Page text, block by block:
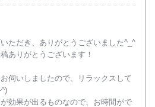
ただき、ありがとうございました^_^
ありがとうございます！
伺いしましたので、リラックスして
効果が出るものなので、お時間がで